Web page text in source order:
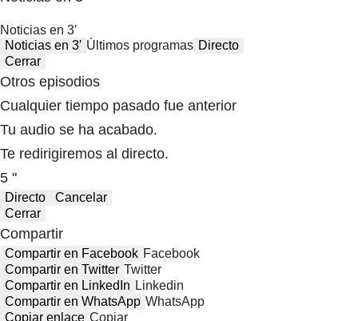
Noticias en 3′
Noticias en 3′ Últimos programas Directo
Cerrar
Otros episodios
Cualquier tiempo pasado fue anterior
Tu audio se ha acabado.
Te redirigiremos al directo.
5 "
Directo
Cancelar
Cerrar
Compartir
Compartir en Facebook Facebook
Compartir en Twitter Twitter
Compartir en LinkedIn Linkedin
Compartir en WhatsApp WhatsApp
Copiar enlace Copiar